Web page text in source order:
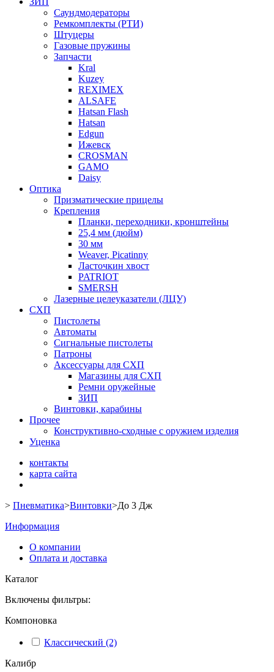
Саундмодераторы
Ремкомплекты (РТИ)
Штуцеры
Газовые пружины
Запчасти
Kral
Kuzey
REXIMEX
ALSAFE
Hatsan Flash
Hatsan
Edgun
Ижевск
CROSMAN
GAMO
Daisy
Оптика
Призматические прицелы
Крепления
Планки, переходники, кронштейны
25,4 мм (дюйм)
30 мм
Weaver, Picatinny
Ласточкин хвост
PATRIOT
SMERSH
Лазерные целеуказатели (ЛЦУ)
СХП
Пистолеты
Автоматы
Сигнальные пистолеты
Патроны
Аксессуары для СХП
Магазины для СХП
Ремни оружейные
ЗИП
Винтовки, карабины
Прочее
Конструктивно-сходные с оружием изделия
Уценка
контакты
карта сайта
> Пневматика>Винтовки>До 3 Дж
Информация
О компании
Оплата и доставка
Каталог
Включены фильтры:
Компоновка
Классический (2)
Калибр